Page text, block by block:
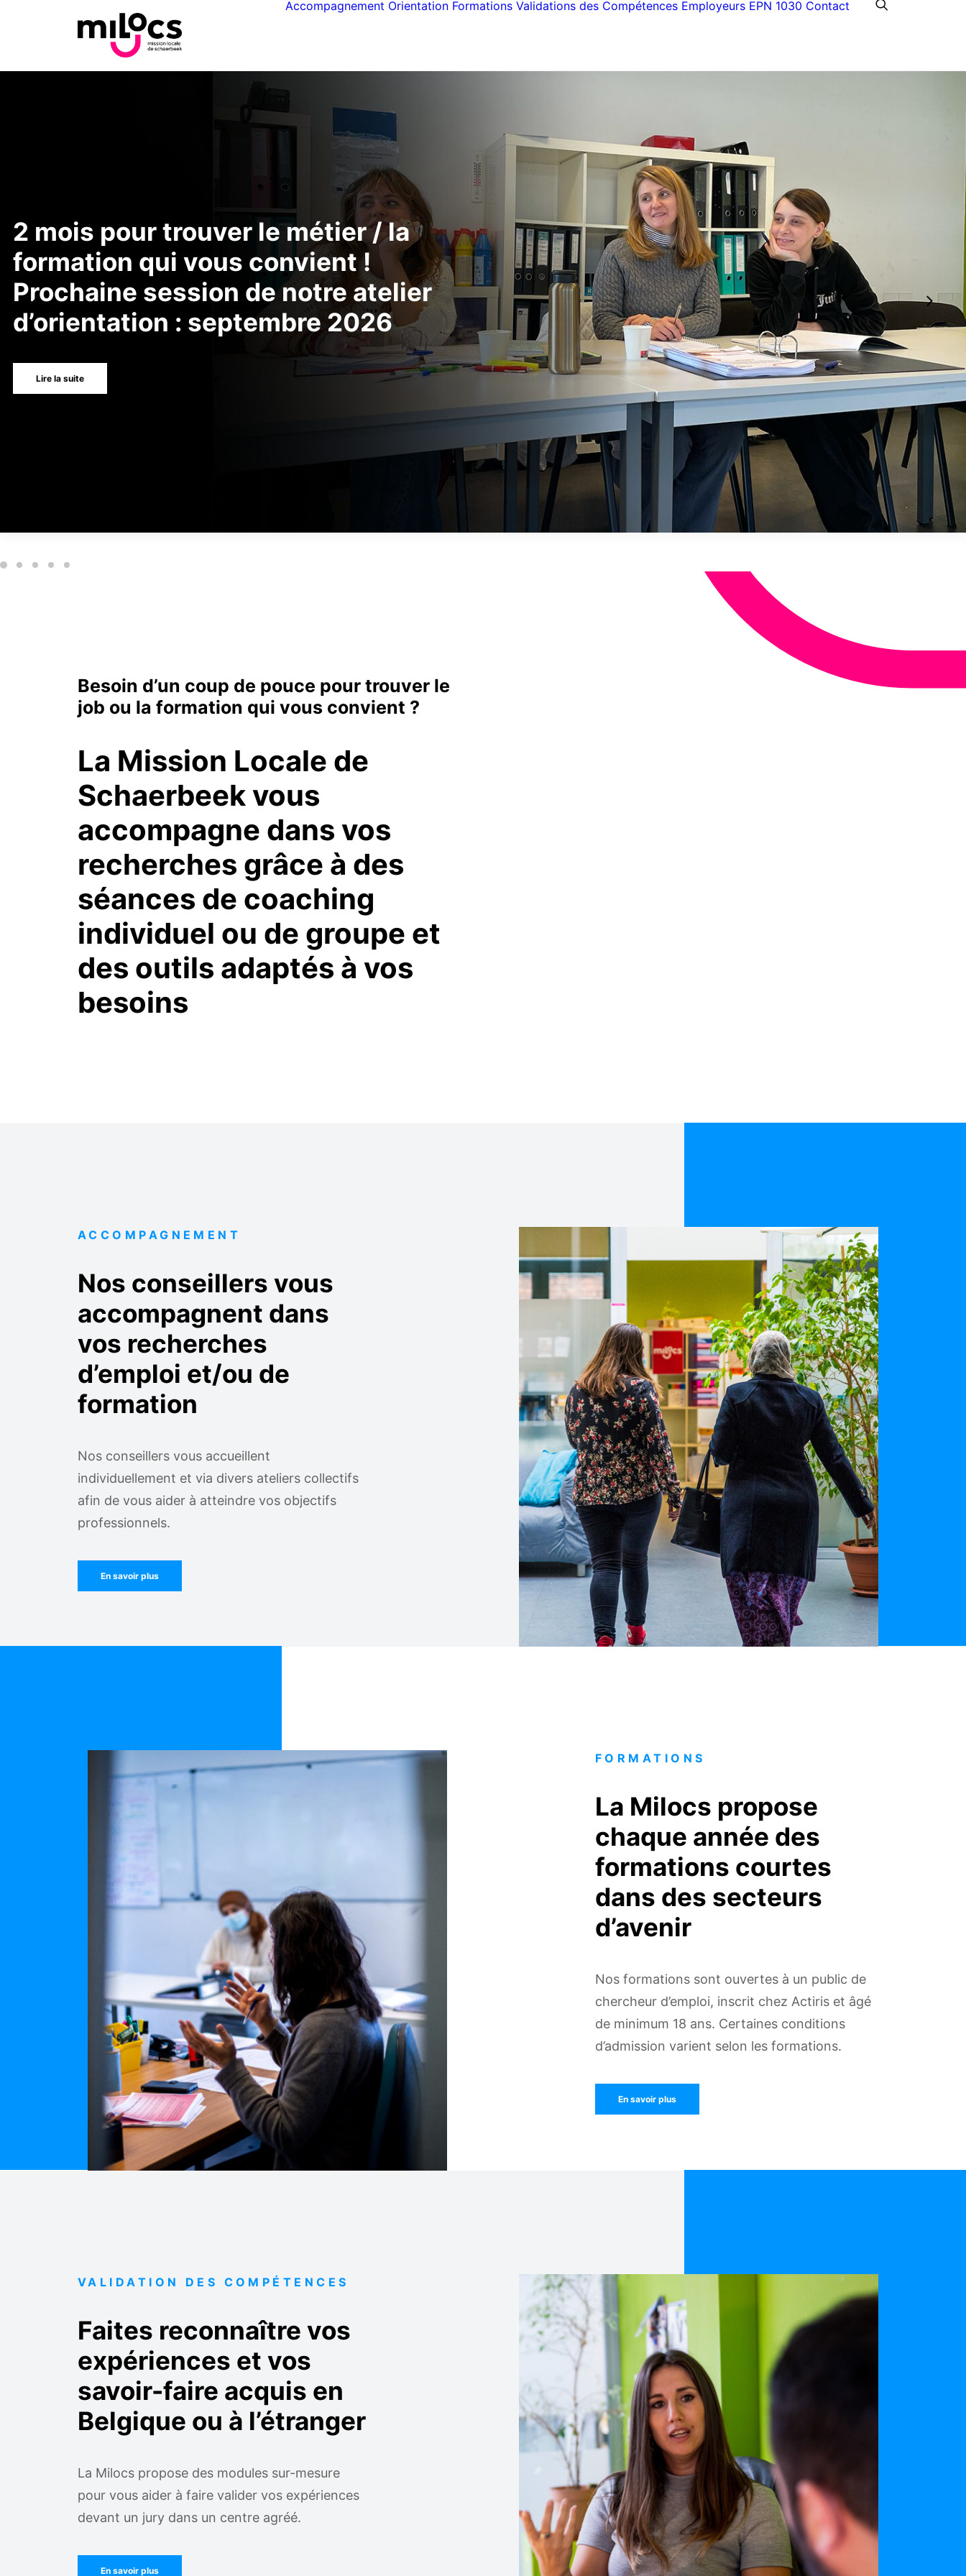
Accompagnement Orientation Formations Validations des Compétences Employeurs EPN 1030 Contact
2 mois pour trouver le métier / la
formation qui vous convient !
Prochaine session de notre atelier
d’orientation : septembre 2026
Lire la suite
Besoin d’un coup de pouce pour trouver le
job ou la formation qui vous convient ?
La Mission Locale de
Schaerbeek vous
accompagne dans vos
recherches grâce à des
séances de coaching
individuel ou de groupe et
des outils adaptés à vos
besoins
ACCOMPAGNEMENT
Nos conseillers vous
accompagnent dans
vos recherches
d’emploi et/ou de
formation
Nos conseillers vous accueillent
individuellement et via divers ateliers collectifs
afin de vous aider à atteindre vos objectifs
professionnels.
En savoir plus
FORMATIONS
La Milocs propose
chaque année des
formations courtes
dans des secteurs
d’avenir
Nos formations sont ouvertes à un public de
chercheur d’emploi, inscrit chez Actiris et âgé
de minimum 18 ans. Certaines conditions
d’admission varient selon les formations.
En savoir plus
VALIDATION DES COMPÉTENCES
Faites reconnaître vos
expériences et vos
savoir-faire acquis en
Belgique ou à l’étranger
La Milocs propose des modules sur-mesure
pour vous aider à faire valider vos expériences
devant un jury dans un centre agréé.
En savoir plus